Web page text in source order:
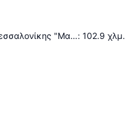
Διεθνής Κρατικός Αερολιμένας Θεσσαλονίκης "Μακεδονία": 102.9 χλμ.